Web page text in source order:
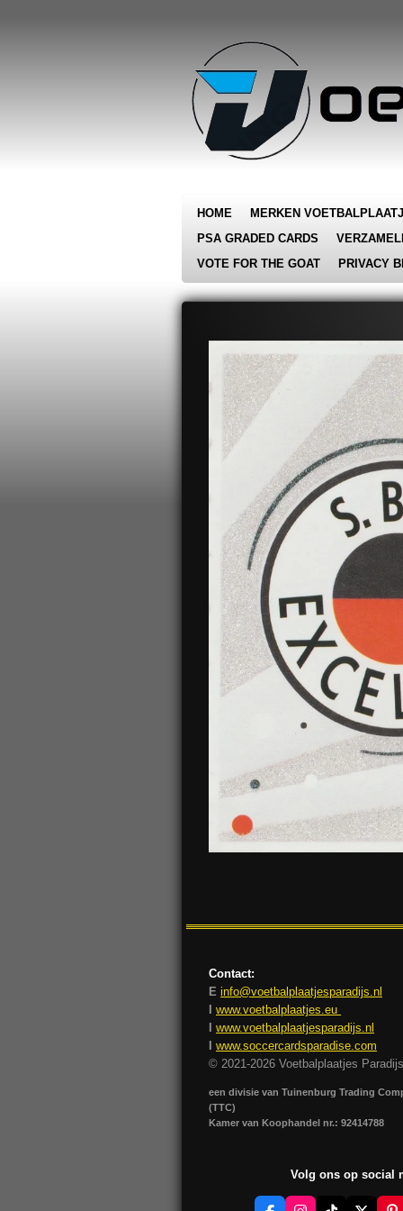
HOME MERKEN
PSA GRADED CARDS
VOTE FOR THE GOAT
PRIVACY
Contact:
E info@voetbalplaatjesparadijs.nl
I www.voetbalplaatjes.eu
I www.voetbalplaatjesparadijs.nl
I www.soccercardsparadise.com
© 2021-2026 Voetbalplaatjes Paradijs
een divisie van Tuinenburg Trading
(TTC)
Kamer van Koophandel nr.: 92414788
Volg ons op social